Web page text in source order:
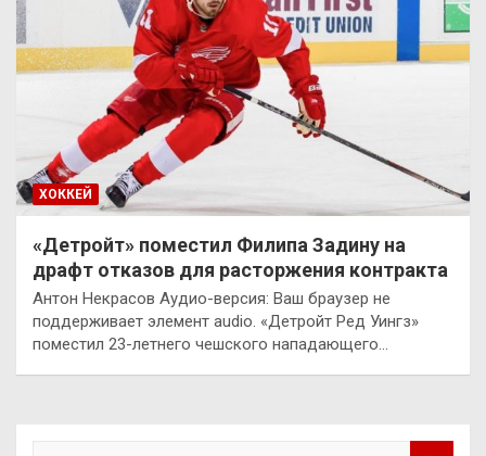
ХОККЕЙ
«Детройт» поместил Филипа Задину на
драфт отказов для расторжения контракта
Антон Некрасов Аудио-версия: Ваш браузер не
поддерживает элемент audio. «Детройт Ред Уингз»
поместил 23-летнего чешского нападающего…